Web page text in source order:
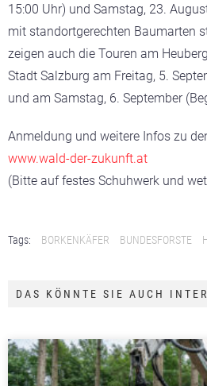
15:00 Uhr) und Samstag, 23.
mit standortgerechten Baumarten
zeigen auch die Touren am
Stadt Salzburg am Freitag, 5.
und am Samstag, 6. September
Anmeldung und weitere Infos zu
www.wald-der-zukunft.at
(Bitte auf festes Schuhwerk und
Tags: BORKENKÄFER BUNDESFORSTE
DAS KÖNNTE SIE AUCH